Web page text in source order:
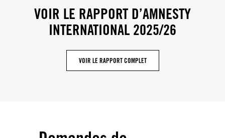
VOIR LE RAPPORT D’AMNESTY
INTERNATIONAL 2025/26
VOIR LE RAPPORT COMPLET